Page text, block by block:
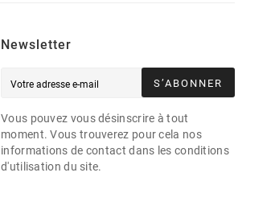
Newsletter
S’ABONNER
Vous pouvez vous désinscrire à tout
moment. Vous trouverez pour cela nos
informations de contact dans les conditions
d'utilisation du site.